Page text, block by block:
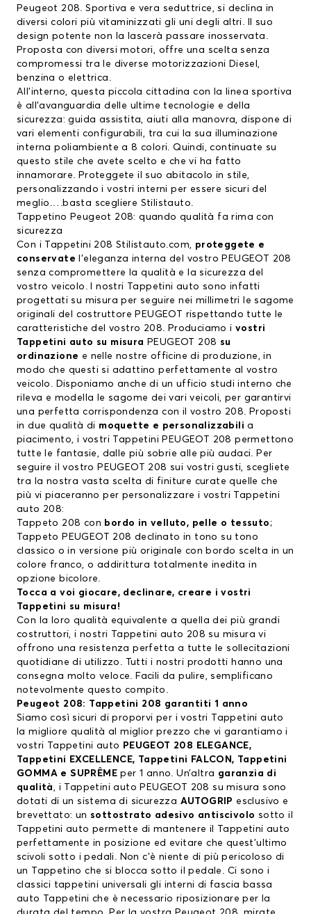
Peugeot 208. Sportiva e vera seduttrice, si declina in
diversi colori più vitaminizzati gli uni degli altri. Il suo
design potente non la lascerà passare inosservata.
Proposta con diversi motori, offre una scelta senza
compromessi tra le diverse motorizzazioni Diesel,
benzina o elettrica.
All’interno, questa piccola cittadina con la linea sportiva
è all’avanguardia delle ultime tecnologie e della
sicurezza: guida assistita, aiuti alla manovra, dispone di
vari elementi configurabili, tra cui la sua illuminazione
interna poliambiente a 8 colori. Quindi, continuate su
questo stile che avete scelto e che vi ha fatto
innamorare. Proteggete il suo abitacolo in stile,
personalizzando i vostri interni per essere sicuri del
meglio….basta scegliere Stilistauto.
Tappetino Peugeot 208: quando qualità fa rima con
sicurezza
Con i Tappetini 208 Stilistauto.com, proteggete e
conservate l’eleganza interna del vostro PEUGEOT 208
senza compromettere la qualità e la sicurezza del
vostro veicolo. I nostri Tappetini auto sono infatti
progettati su misura per seguire nei millimetri le sagome
originali del costruttore PEUGEOT rispettando tutte le
caratteristiche del vostro 208. Produciamo i vostri
Tappetini auto su misura PEUGEOT 208 su
ordinazione e nelle nostre officine di produzione, in
modo che questi si adattino perfettamente al vostro
veicolo. Disponiamo anche di un ufficio studi interno che
rileva e modella le sagome dei vari veicoli, per garantirvi
una perfetta corrispondenza con il vostro 208. Proposti
in due qualità di moquette e personalizzabili a
piacimento, i vostri Tappetini PEUGEOT 208 permettono
tutte le fantasie, dalle più sobrie alle più audaci. Per
seguire il vostro PEUGEOT 208 sui vostri gusti, scegliete
tra la nostra vasta scelta di finiture curate quelle che
più vi piaceranno per personalizzare i vostri Tappetini
auto 208:
Tappeto 208 con bordo in velluto, pelle o tessuto ;
Tappeto PEUGEOT 208 declinato in tono su tono
classico o in versione più originale con bordo scelta in un
colore franco, o addirittura totalmente inedita in
opzione bicolore.
Tocca a voi giocare, declinare, creare i vostri
Tappetini su misura!
Con la loro qualità equivalente a quella dei più grandi
costruttori, i nostri Tappetini auto 208 su misura vi
offrono una resistenza perfetta a tutte le sollecitazioni
quotidiane di utilizzo. Tutti i nostri prodotti hanno una
consegna molto veloce. Facili da pulire, semplificano
notevolmente questo compito.
Peugeot 208: Tappetini 208 garantiti 1 anno
Siamo così sicuri di proporvi per i vostri Tappetini auto
la migliore qualità al miglior prezzo che vi garantiamo i
vostri Tappetini auto PEUGEOT 208 ELEGANCE,
Tappetini EXCELLENCE, Tappetini FALCON, Tappetini
GOMMA e SUPRÊMEper 1 anno. Un’altra garanzia di
qualità, i Tappetini auto PEUGEOT 208 su misura sono
dotati di un sistema di sicurezza AUTOGRIP esclusivo e
brevettato: un sottostrato adesivo antiscivolo sotto il
Tappetini auto permette di mantenere il Tappetini auto
perfettamente in posizione ed evitare che quest’ultimo
scivoli sotto i pedali. Non c’è niente di più pericoloso di
un Tappetino che si blocca sotto il pedale. Ci sono i
classici tappetini universali gli interni di fascia bassa
auto Tappetini che è necessario riposizionare per la